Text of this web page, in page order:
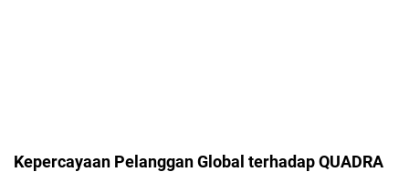
Kepercayaan Pelanggan Global terhadap QUADRA